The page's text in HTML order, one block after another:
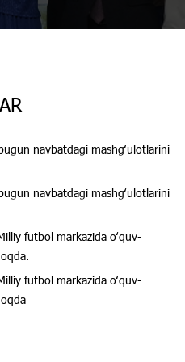
navbatdagi mashgʻulotlarini
navbatdagi mashgʻulotlarini
futbol markazida oʻquv-
futbol markazida oʻquv-